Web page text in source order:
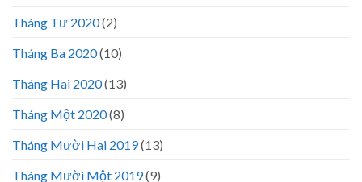
Tháng Tư 2020(2)
Tháng Ba 2020(10)
Tháng Hai 2020(13)
Tháng Một 2020(8)
Tháng Mười Hai 2019(13)
Tháng Mười Một 2019(9)